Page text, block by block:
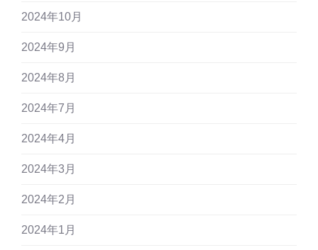
2024年10月
2024年9月
2024年8月
2024年7月
2024年4月
2024年3月
2024年2月
2024年1月